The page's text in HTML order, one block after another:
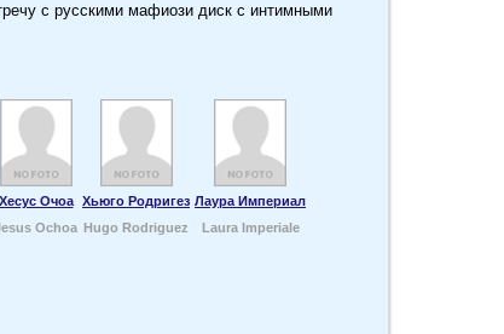
с русскими мафиози диск с интимными
Хесус Очоа Хьюго Родригез Лаура Империал
Ochoa Hugo Rodriguez Laura Imperiale